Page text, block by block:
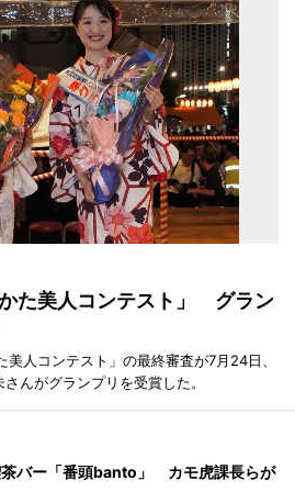
た美人コンテスト」 グラン
人コンテスト」の最終審査が7月24日、
んがグランプリを受賞した。
茶バー「番頭banto」 カモ虎課長らが